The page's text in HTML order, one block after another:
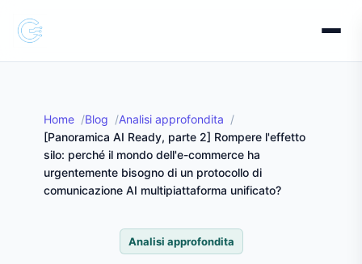
Home Blog
Analisi approfondita
[Panoramica AI Ready, parte 2] Rompere l'effetto
silo: perché il mondo dell'e-commerce ha
urgentemente bisogno di un protocollo di
comunicazione AI multipiattaforma unificato?
Analisi approfondita